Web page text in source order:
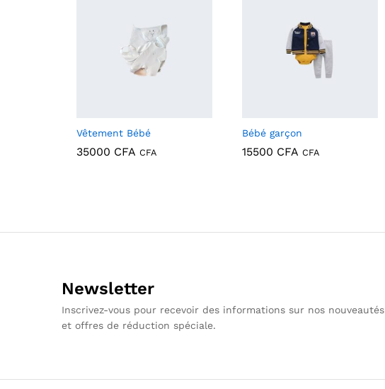
Vêtement Bébé
35000 CFA CFA
Bébé garçon
15500 CFA CFA
Newsletter
Inscrivez-vous pour recevoir des informations sur nos nouveautés
et offres de réduction spéciale.